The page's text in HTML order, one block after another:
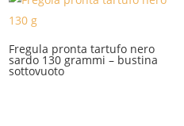
Fregula pronta tartufo nero
sardo 130 grammi – bustina
sottovuoto